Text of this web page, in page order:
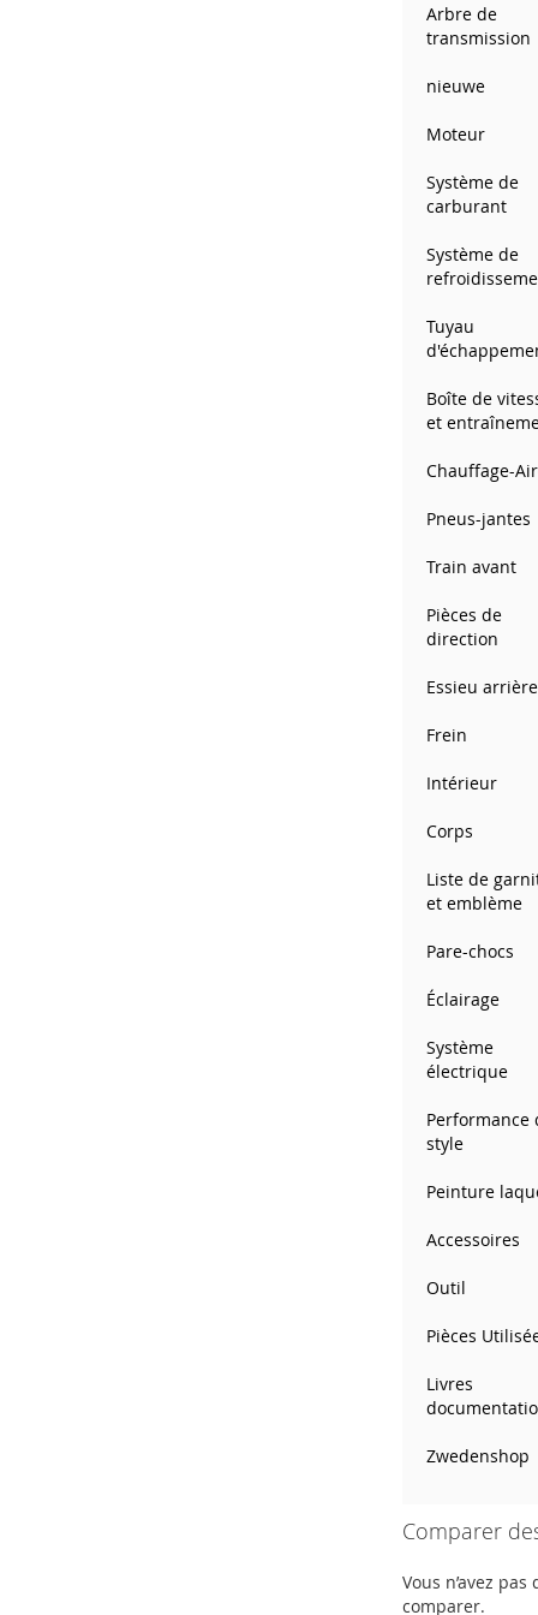
images
gallery
Arbre de
transmission
nieuwe
Moteur
Système de
carburant
Système de
Tuyau
Boîte de
et
Chauffage-
Pneus-jantes
Train avant
Pièces de
direction
Essieu arrière
Frein
Intérieur
Corps
Liste de
et emblème
Pare-chocs
Éclairage
Système
électrique
Performance
style
Peinture
Accessoires
Outil
Pièces
Livres
Zwedenshop
Comparer
Vous n’avez pas
comparer.